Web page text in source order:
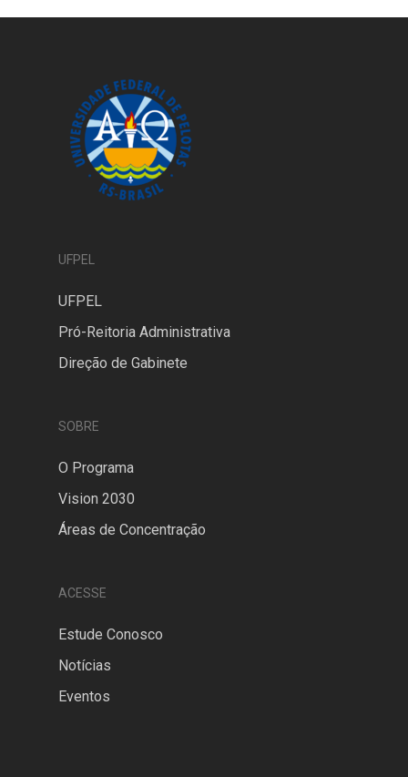
UFPEL
UFPEL
Pró-Reitoria Administrativa
Direção de Gabinete
SOBRE
O Programa
Vision 2030
Áreas de Concentração
ACESSE
Estude Conosco
Notícias
Eventos